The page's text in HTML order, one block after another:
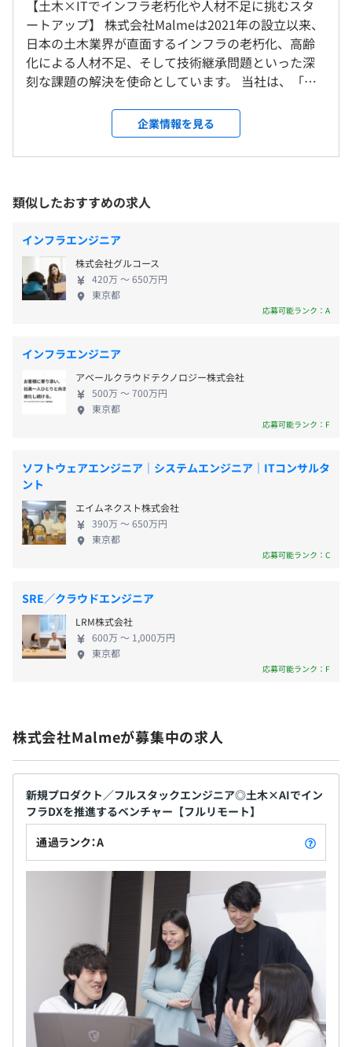
■図面コミュニケーションを円滑にし、設計ミスをなくす
『CiviLink』
・照査作業の 進捗管理・取りこぼし防止
・設計更新情報の 共有・連携
・図面判読AIによる業務プロセスの自動化
・土木設計経験者による導入サポート・改善提案
入社後は、土木業界特有の業務をOJTで学びながら、実プ
レビューや技術共有の文化が根づいており、業界理解とエ
ンジニアスキルの両面で成長できる環境です。
技術勉強会の開催や資格取得支援もあり、学び続けるエン
ジニアを全力で応援しています。
相談の上、ご希望のマシンを支給いたします。
デイリースクラムを毎朝、スプリントを（週1）、チーム
定例、全体定例（週1）を30分程度実施しています。
ョンをとって能動的におこなっています。
【開発環境】
・バックエンド：FastAPI
・フロントエンド：React（TypeScript）／Next.Js
・コミュニケーションツール：Slack／miro／figma
半年ごとに上長と振り返りを実施しています。
エンジニアの評価はエンジニアによりおこなわれます。
就業場所の変更範囲
＜雇入時＞
東京本社、および自宅
＜変更範囲＞
■基本給：約●万～●万円
■固定残業代：●時間分、約●万～●万円（超過分は別途
支給）
■その他定額手当：●万円
■賃金形態：月給制
■賃金の決定方法：当社規定により決定
■月給：416,667円〜583,333円（固定残業代を含む）
・基本給：324,484円〜454,082円
・固定残業代：40時間分／92,183円〜129,251円（超過
■賞与：業績に応じて支給／昇給年1回
■諸手当：通勤手当（会社規定に基づき支給）
休憩時間：休憩60分 ※昼食時間は業務の都合により各々
の自主性に任せています
・完全週休2日制（土・日）
・祝日
・年末年始休暇
・有給休暇
・ストックオプション
・期末業績賞与
昇給年1回
社会保険完備（健康保険・厚生年金加入・雇用保険・労災
無期雇用
【土木×ITでインフラ老朽化や人材不足に挑むスタ
ートアップ】 株式会社Malmeは2021年の設立以来、
日本の土木業界が直面するインフラの老朽化、高齢
化による人材不足、そして技術継承問題といった深
刻な課題の解決を使命としています。 当社は、「土
の土木業界を世界と戦える強さと魅力を持つ業界へ
と変革するために創業されました。 当社の事業の中
核は2つの柱で構成されています。 1つは、土木技術
やゼネコンの現場が抱える具体的な課題を解決する
こと。 もう1つは、AIなどの最新技術を活用した
SaaSプロダクトを開発することです。特に、このプ
ロダクト開発では現場の実情理解を重視し、ベテラ
ン技術者が持つ属人的な「経験知」を、テクノロジ
ーの力で誰もが活用できる「集合知」へと変えるこ
とを目指しています。 この革新的なアプローチを通
るエンジニアを募集しています！ 《当社で働く魅
力》 ■柔軟性と自律性を重視した働き方 時間や場所
に縛られない極めて柔軟な働き方を実践しています。
勤務地は自由で、コアタイムなしのフルリモート・
フルフレックスが可能です。これは、仕事と私生活を
いています。仕事も趣味も暮らしの一部と捉え、人生
を豊かにするための活動として業務に向き合える環
境が提供されています。また、この柔軟な体制は子育
て世代への大きな配慮にもなっており、メンバーの
約半数が子育て中でありながら、スタートアップと
して仕事と育児を高いレベルで両立させています。
当社のカルチャーでは、ひとりひとりに大きな裁量
と責任が与えられ、多様なチャレンジを通じて自ら
成長することが強く求められます。プロダクト開発や
BIMCIM3D開発といった公共事業を担う技術集団とし
て、特に高い倫理観と、「最初から最後まで責任を持
よる圧倒的な成果 既存の概念や世論に囚われず、型
破りな挑戦をする「尖りモノ」を歓迎する文化があ
ります。「集合天才」という考え方を掲げ、チームで
圧倒的な成果を出すことを目指しています。異なる文
化や価値観を認め合うオープンネスな姿勢を重視
し、互いの強みを生かすことで、円滑なコミュニケ
ーションを通じた相互理解とシナジーを生み出して
います。 ■各分野のリーダーが集う優秀なメンバー
構成 メンバーは、建設コンサルタント、スーパーゼ
ネコン、構造設計企業、Sier、ベンチャーなど、各分
野のリーダー経験者が集結しています。具体的にはパ
シフィックコンサルタンツ、八千代エンジニヤリン
グ、清水建設、大成建設、NTTシステム開発、リク
ルート、Amazon Japan、ビズリーチといった多岐
にわたるトップ企業出身者が在籍しており、高い専
門性と経験を結集させています。
企業情報を見る
類似したおすすめの求人
インフラエンジニア
株式会社グルコース
420万 〜 650万円
東京都
応募可能ランク：A
インフラエンジニア
アベールクラウドテクノロジー株式会社
500万 〜 700万円
東京都
応募可能ランク：F
ソフトウェアエンジニア｜システムエンジニア｜ITコンサルタ
ント
エイムネクスト株式会社
390万 〜 650万円
東京都
応募可能ランク：C
SRE／クラウドエンジニア
LRM株式会社
600万 〜 1,000万円
東京都
応募可能ランク：F
株式会社Malmeが募集中の求人
新規プロダクト／フルスタックエンジニア◎土木×AIでイン
フラDXを推進するベンチャー【フルリモート】
通過ランク：A